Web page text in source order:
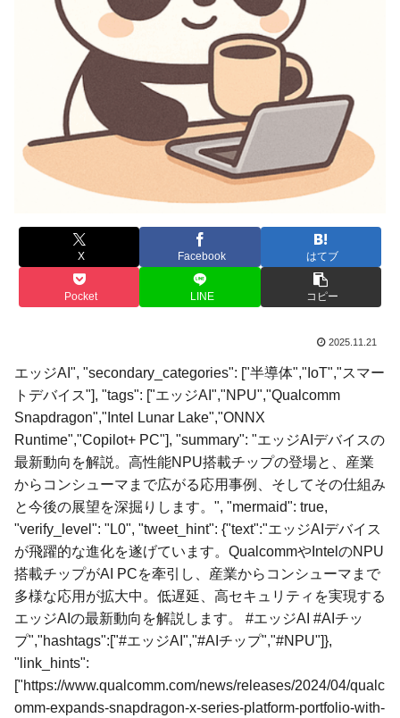
X Facebook はてブ
Pocket LINE コピー
2025.11.21
エッジAI", "secondary_categories": ["半導体","IoT","スマー
トデバイス"], "tags": ["エッジAI","NPU","Qualcomm
Snapdragon","Intel Lunar Lake","ONNX
Runtime","Copilot+ PC"], "summary": "エッジAIデバイスの
最新動向を解説。高性能NPU搭載チップの登場と、産業
からコンシューマまで広がる応用事例、そしてその仕組み
と今後の展望を深掘りします。", "mermaid": true,
"verify_level": "L0", "tweet_hint": {"text":"エッジAIデバイス
が飛躍的な進化を遂げています。QualcommやIntelのNPU
搭載チップがAI PCを牽引し、産業からコンシューマまで
多様な応用が拡大中。低遅延、高セキュリティを実現する
エッジAIの最新動向を解説します。 #エッジAI #AIチッ
プ","hashtags":["#エッジAI","#AIチップ","#NPU"]},
"link_hints":
["https://www.qualcomm.com/news/releases/2024/04/qualc
omm-expands-snapdragon-x-series-platform-portfolio-with-